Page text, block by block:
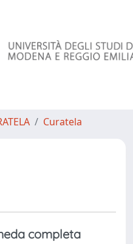
Curatela
completa